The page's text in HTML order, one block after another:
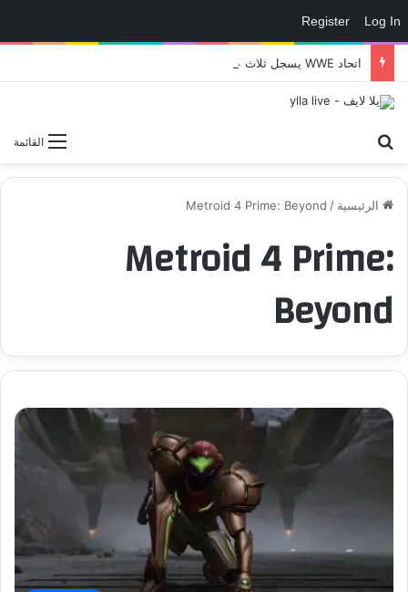
Log In
Register
القائمة
الرئيسية /
Metroid 4 Prime: Beyond
Metroid 4 Prime:
Beyond